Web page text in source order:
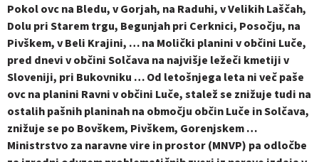
Pokol ovc na Bledu, v Gorjah, na Raduhi, v Velikih Laščah,
Dolu pri Starem trgu, Begunjah pri Cerknici, Posočju, na
Pivškem, v Beli Krajini, … na Molički planini v občini Luče,
pred dnevi v občini Solčava na najvišje ležeči kmetiji v
Sloveniji, pri Bukovniku … Od letošnjega leta ni več paše
ovc na planini Ravni v občini Luče, stalež se znižuje tudi na
ostalih pašnih planinah na območju občin Luče in Solčava,
znižuje se po Bovškem, Pivškem, Gorenjskem …
Ministrstvo za naravne vire in prostor (MNVP) pa odločbe